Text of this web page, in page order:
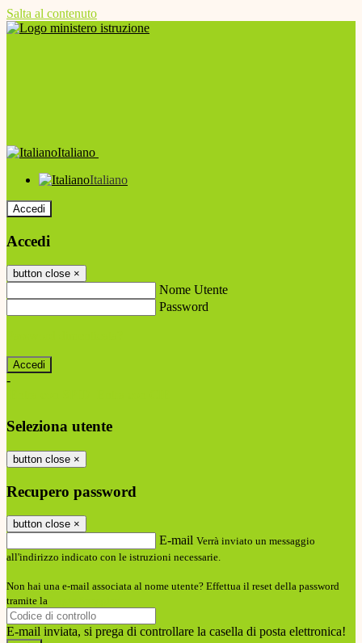
Salta al contenuto
Italiano
Italiano
Accedi
Accedi
button close ×
Nome Utente
Password
-
Seleziona utente
button close ×
Recupero password
button close ×
E-mail Verrà inviato un messaggio
all'indirizzo indicato con le istruzioni necessarie.
Non hai una e-mail associata al nome utente? Effettua il reset della password
tramite la
E-mail inviata, si prega di controllare la casella di posta elettronica!